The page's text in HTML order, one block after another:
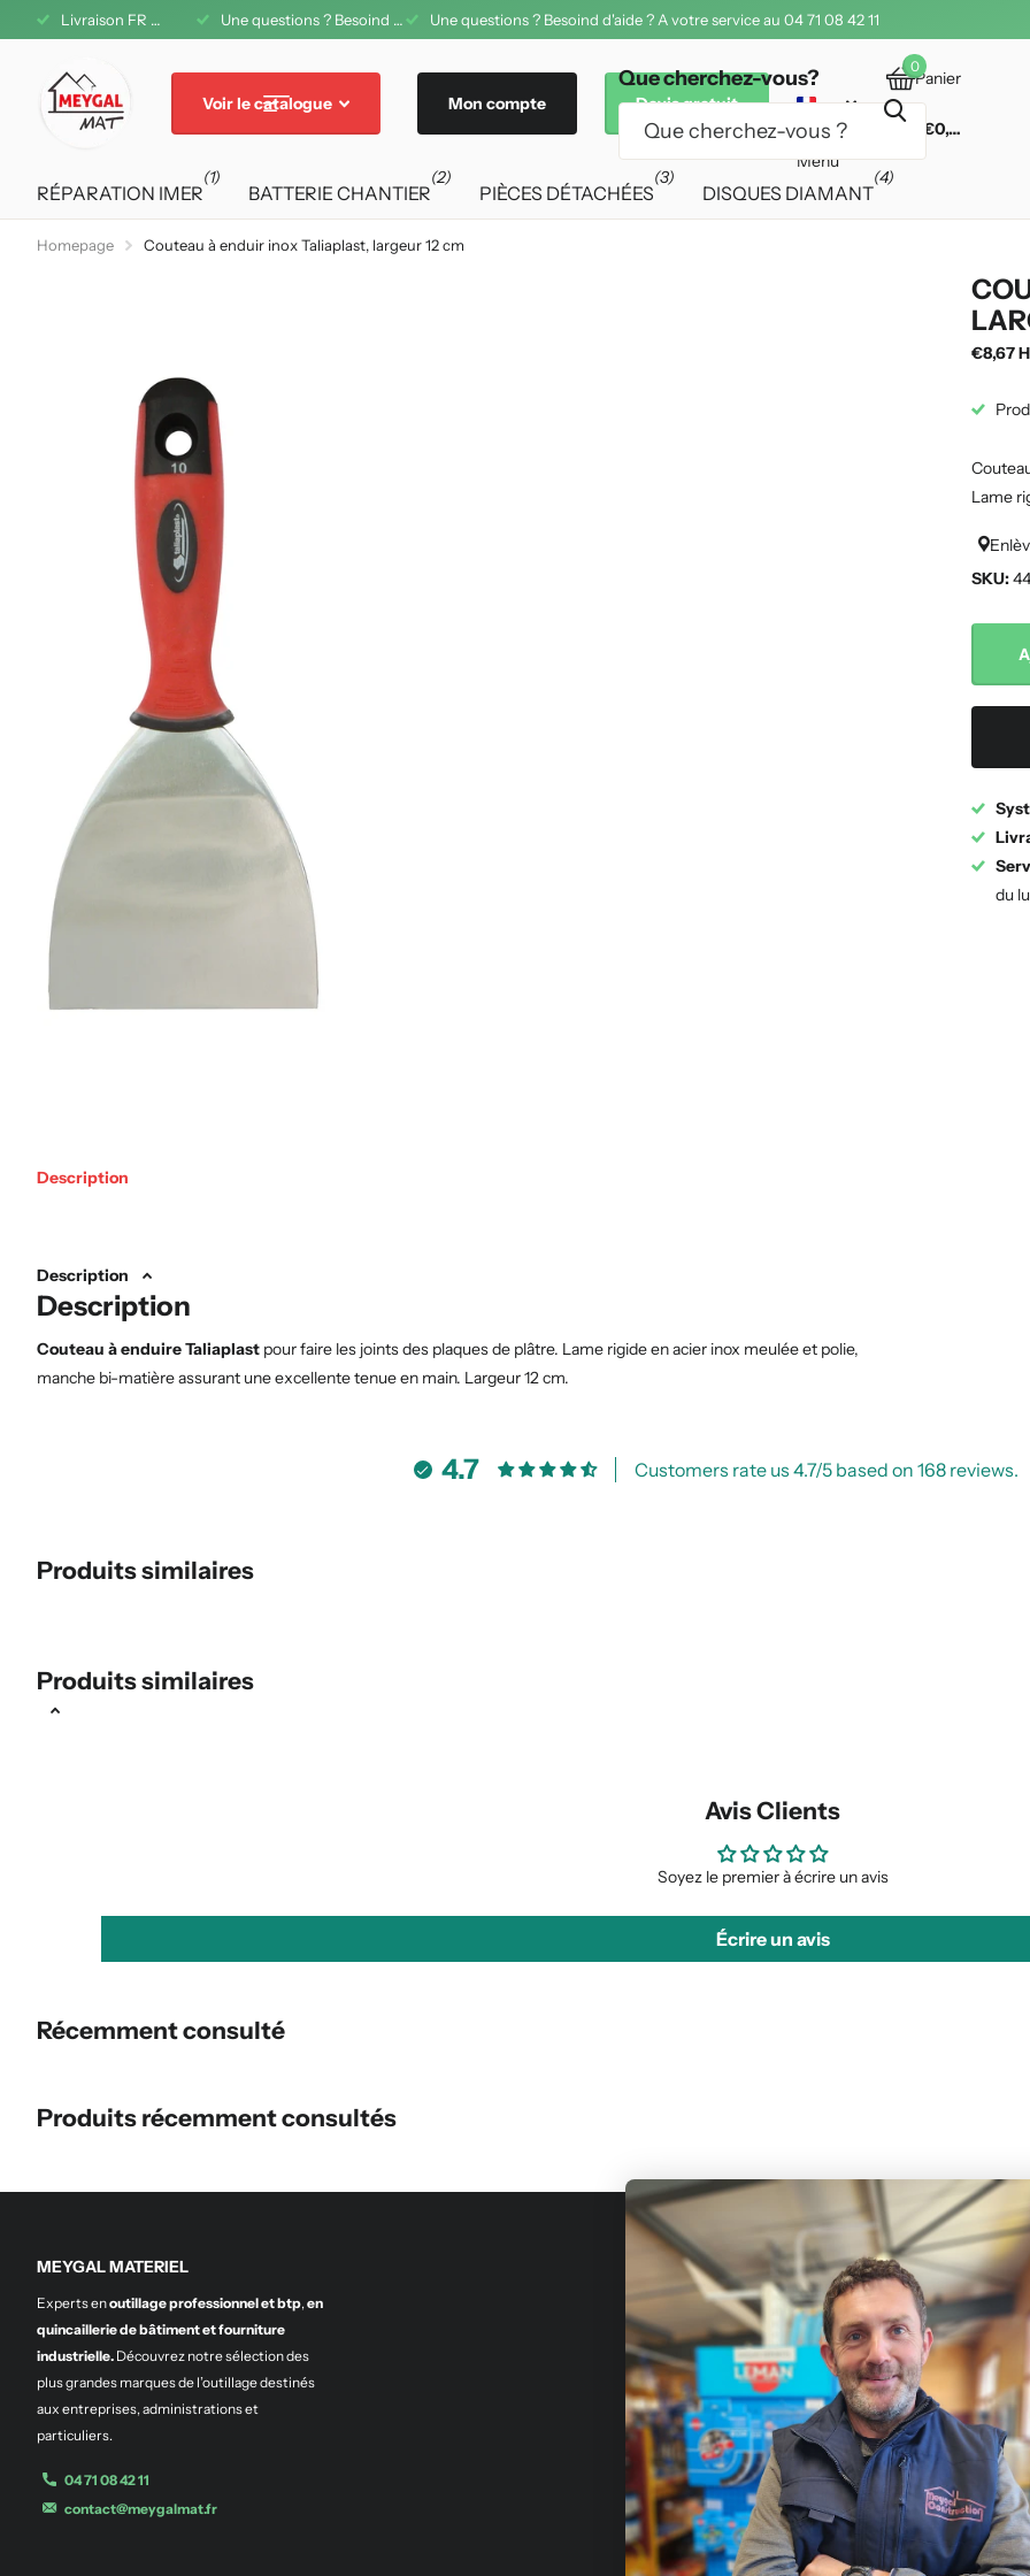
Livraison FR offerte dès 200€ d'achat Une questions ? Besoind d'aide ? A votre service au 04 71 08 42 11 Une questions ? Besoind d'aide ? A votre service au 04 71 08 42 11
Voir le catalogue
Que cherchez-vous?
Mon compte Devis gratuit
Menu
Panier
0
€0,00
RÉPARATION IMER
(1)
BATTERIE CHANTIER
(2)
PIÈCES DÉTACHÉES
(3)
DISQUES DIAMANT
(4)
Homepage Couteau à enduir inox Taliaplast, largeur 12 cm
Description
Description
Description
Couteau à enduire Taliaplast pour faire les joints des plaques de plâtre. Lame rigide en acier inox meulée et polie,
manche bi-matière assurant une excellente tenue en main. Largeur 12 cm.
€8,67
Lame
SKU:
du
4.7 Customers rate us 4.7/5 based on 168 reviews.
Produits similaires
Produits similaires
Avis Clients
Soyez le premier à écrire un avis
Écrire un avis
Récemment consulté
Produits récemment consultés
MEYGAL MATERIEL
Experts enoutillage professionnel et btp,en
quincaillerie de bâtiment et fourniture
industrielle. Découvrez notre sélection des
plus grandes marques de l’outillage destinés
aux entreprises, administrations et
particuliers.
04 71 08 42 11
contact@meygalmat.fr
Qui sommes-nous?
Nous contacter
Fabriquants
Demande de devis
BLOG
Partenaires
de
Julien-
Avis
Adresse
Rue
Saint-